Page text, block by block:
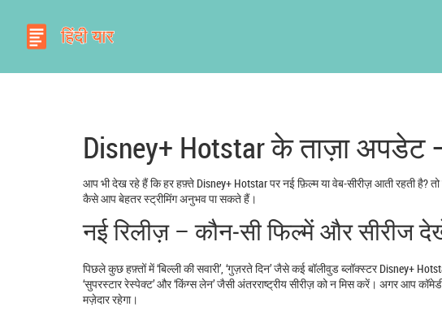
Disney+ Hotstar के ताज़ा अपडेट
आप भी देख रहे हैं कि हर हफ़्ते Disney+ Hotstar पर नई फ़िल्म या वेब‑सीरीज़ आती रहती है?
कैसे आप बेहतर स्ट्रीमिंग अनुभव पा सकते हैं।
नई रिलीज़ – कौन‑सी फिल्में और सीरीज
पिछले कुछ हफ़्तों में ‘बिल्ली की सवारी’, ‘गुज़रते दिन’ जैसे कई बॉलीवुड ब्लॉक्स्टर Disney+
‘सुपरस्टार रेस्पेक्ट’ और ‘किंग्स लेन’ जैसी अंतरराष्ट्रीय सीरीज़ को न मिस करें। अगर आप
मज़ेदार रहेगा।